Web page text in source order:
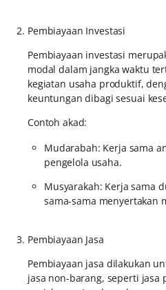
Pembiayaan Investasi
Pembiayaan investasi
modal dalam jangka waktu
kegiatan usaha produktif,
keuntungan dibagi sesuai
Contoh akad:
Mudarabah: Kerja sama
pengelola usaha.
Musyarakah: Kerja sama
sama-sama menyertakan
Pembiayaan Jasa
Pembiayaan jasa dilakukan
jasa non-barang, seperti jasa